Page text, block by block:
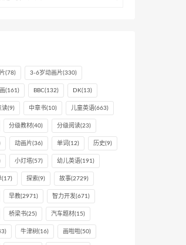
(78) 3-6岁动画片(330)
(161) BBC(132) DK(13)
读(9) 中章书(10) 儿童英语(663)
分级教材(40) 分级阅读(23)
动画片(36) 单词 (12) 历史(9)
小灯塔(57) 幼儿英语(191)
(17) 探索(9) 故事(2729)
早教(2971) 智力开发(671)
桥梁书(25) 汽车题材(15)
牛津树(16) 画啦啦(50)